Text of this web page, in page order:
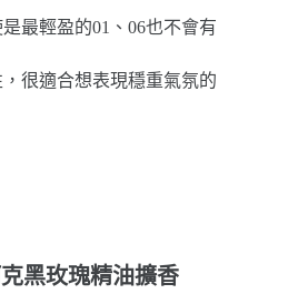
最輕盈的01、06也不會有
很適合想表現穩重氣氛的
黑玫瑰精油擴香